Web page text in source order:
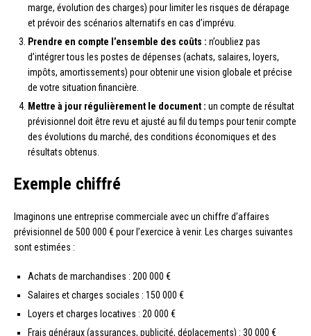
marge, évolution des charges) pour limiter les risques de dérapage
et prévoir des scénarios alternatifs en cas d’imprévu.
Prendre en compte l’ensemble des coûts : n’oubliez pas
d’intégrer tous les postes de dépenses (achats, salaires, loyers,
impôts, amortissements) pour obtenir une vision globale et précise
de votre situation financière.
Mettre à jour régulièrement le document : un compte de résultat
prévisionnel doit être revu et ajusté au fil du temps pour tenir compte
des évolutions du marché, des conditions économiques et des
résultats obtenus.
Exemple chiffré
Imaginons une entreprise commerciale avec un chiffre d’affaires
prévisionnel de 500 000 € pour l’exercice à venir. Les charges suivantes
sont estimées :
Achats de marchandises : 200 000 €
Salaires et charges sociales : 150 000 €
Loyers et charges locatives : 20 000 €
Frais généraux (assurances, publicité, déplacements) : 30 000 €